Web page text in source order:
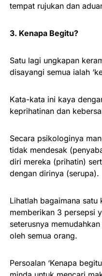
tempat rujukan dan
3. Kenapa Begitu?
Satu lagi ungkapan
disayangi semua ialah
Kata-kata ini kaya
keprihatinan dan
Secara psikologinya
tidak mendesak
diri mereka (prihatin)
dengan dirinya (serupa).
Lihatlah bagaimana satu
memberikan 3 persepsi
seterusnya
oleh semua orang.
Persoalan ‘Kenapa